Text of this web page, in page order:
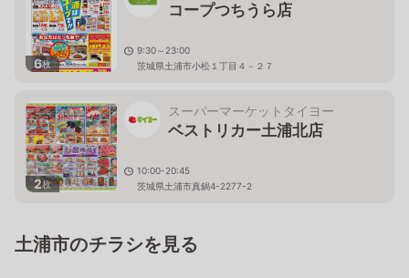
6枚
コープつちうら店
9:30～23:00
茨城県土浦市小松１丁目４－２７
2枚
スーパーマーケットタイヨー
ベストリカー土浦北店
10:00-20:45
茨城県土浦市真鍋4-2277-2
土浦市のチラシを見る